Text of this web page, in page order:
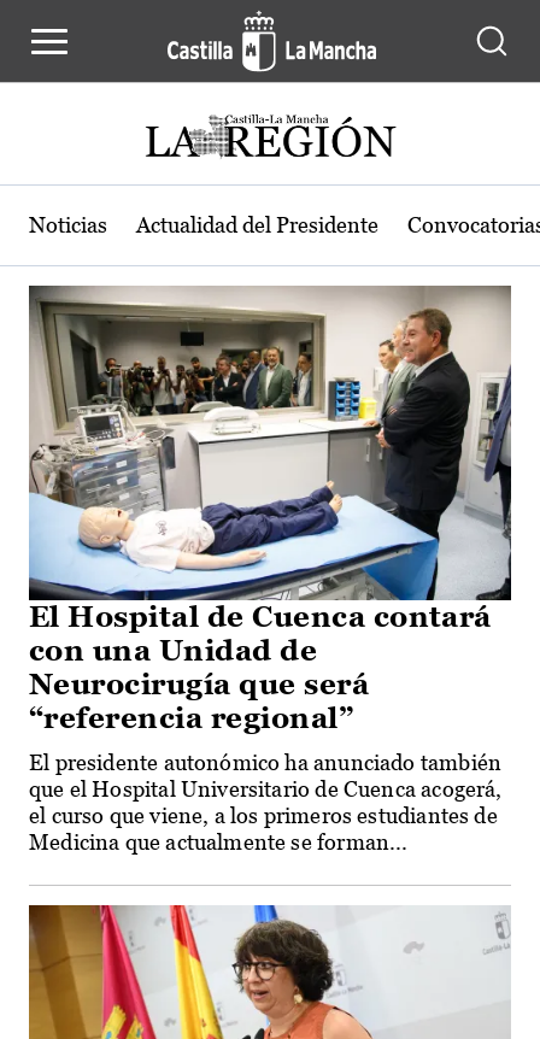
Actualidad de la región de Castilla-
Noticias Actualidad del Presidente
El Hospital de Cuenca contará
con una Unidad de
Neurocirugía que será
“referencia regional”
El presidente autonómico ha anunciado también
que el Hospital Universitario de Cuenca acogerá,
el curso que viene, a los primeros estudiantes de
Medicina que actualmente se forman...